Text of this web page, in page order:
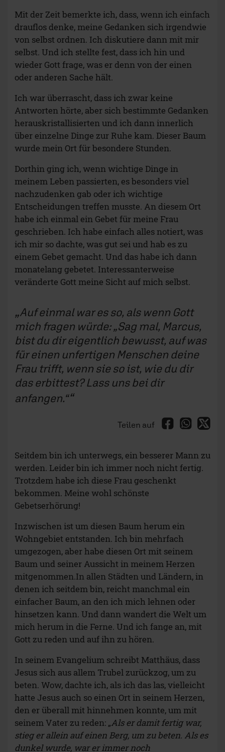
Mit der Zeit bemerkte ich, dass, wenn ich einfach
drauflos denke, meine Gedanken sich irgendwie
von selbst ordnen. Ich diskutiere dann mit mir
selbst. Und ich stellte fest, dass ich hin und
wieder Gott frage, was er denn von der einen
oder anderen Sache hält.
Ich war überrascht, dass ich zwar keine
Antworten hörte, aber sich bestimmte Gedanken
herauskristallisierten und ich dann innerlich
über einzelne Dinge zur Ruhe kam. Dieser Baum
wurde mein Ort für besondere Stunden.
Dorthin ging ich, wenn wichtige Dinge in
meinem Leben passierten, es besonders viel
nachzudenken gab oder ich wichtige
Entscheidungen treffen musste. An diesem Ort
habe ich einmal ein Gebet für meine Frau
geschrieben. Ich habe einfach alles notiert, was
ich mir so dachte, was gut sei und hab es zu
einem Gebet gemacht. Und das habe ich dann
monatelang gebetet. Interessanterweise
veränderte Gott meine Sicht auf mich selbst.
Auf einmal war es so, als wenn Gott
mich fragen würde: „Sag mal, Marcus,
bist du dir eigentlich bewusst, auf was
für einen unfertigen Menschen deine
Frau trifft, wenn sie so ist, wie du dir
das erbittest? Lass uns bei dir
anfangen.“
Teilen auf
Seitdem bin ich unterwegs, ein besserer Mann zu
werden. Leider bin ich immer noch nicht fertig.
Trotzdem habe ich diese Frau geschenkt
bekommen. Meine wohl schönste
Gebetserhörung!
Inzwischen ist um diesen Baum herum ein
Wohngebiet entstanden. Ich bin mehrfach
umgezogen, aber habe diesen Ort mit seinem
Baum und seiner Aussicht in meinem Herzen
mitgenommen.In allen Städten und Ländern, in
denen ich seitdem bin, reicht manchmal ein
einfacher Baum, an den ich mich lehnen oder
hinsetzen kann. Und dann wandert die Welt um
mich herum in die Ferne. Und ich fange an, mit
Gott zu reden und auf ihn zu hören.
In seinem Evangelium schreibt Matthäus, dass
Jesus sich aus allem Trubel zurückzog, um zu
beten. Wow, dachte ich, als ich das las, vielleicht
hatte Jesus auch so einen Ort in seinem Herzen,
den er überall mit hinnehmen konnte, um mit
seinem Vater zu reden: „Als er damit fertig war,
stieg er allein auf einen Berg, um zu beten. Als es
dunkel wurde, war er immer noch